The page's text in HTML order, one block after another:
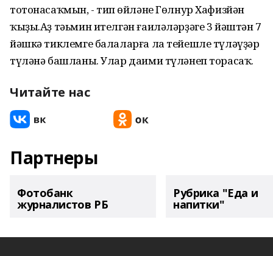
тотонасаҡмын, - тип һөйләне Гөлнур Хафизйән
ҡыҙы.Аҙ тәьмин ителгән ғаиләләрҙәге 3 йәштән 7
йәшкә тиклемге балаларға ла тейешле түләүҙәр
түләнә башланы. Улар даими түләнеп торасаҡ.
Читайте нас
Партнеры
Фотобанк
журналистов РБ
Рубрика "Еда и
напитки"